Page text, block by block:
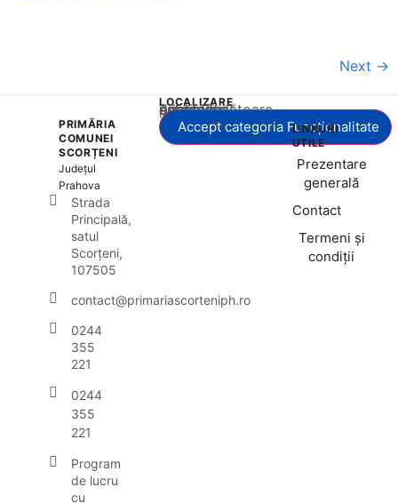
Next →
PRIMĂRIA
COMUNEI
SCORȚENI
Județul
Prahova
Strada
Principală,
satul
Scorțeni,
107505
contact@primariascorteniph.ro
0244
355
221
0244
355
221
Program
de lucru
cu
LOCALIZARE
Acest conținut este blocat până când acceptați categoria corespunzătoare de cookie-uri.
Accept categoria Funcționalitate
LINKURI
UTILE
Prezentare
generală
Contact
Termeni și
condiții